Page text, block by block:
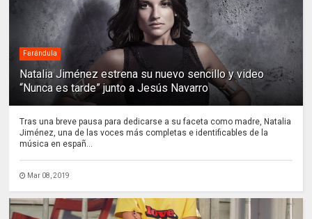
Farándula
Natalia Jiménez estrena su nuevo sencillo y video
“Nunca es tarde” junto a Jesús Navarro
Tras una breve pausa para dedicarse a su faceta como madre, Natalia
Jiménez, una de las voces más completas e identificables de la
música en españ...
Mar 08, 2019